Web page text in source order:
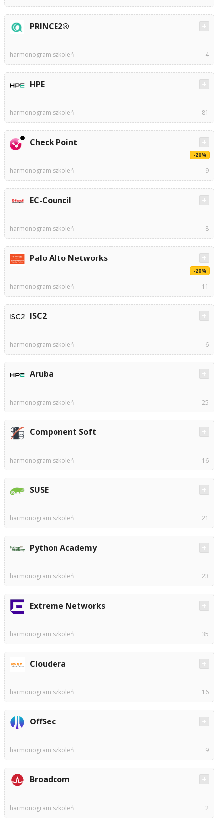
PRINCE2®
harmonogram szkoleń 4
HPE
harmonogram szkoleń 81
Check Point
-20%
harmonogram szkoleń 9
EC-Council
harmonogram szkoleń 8
Palo Alto Networks
-20%
harmonogram szkoleń 11
ISC2
harmonogram szkoleń 6
Aruba
harmonogram szkoleń 25
Component Soft
harmonogram szkoleń 16
SUSE
harmonogram szkoleń 21
Python Academy
harmonogram szkoleń 23
Extreme Networks
harmonogram szkoleń 35
Cloudera
harmonogram szkoleń 16
OffSec
harmonogram szkoleń 9
Broadcom
harmonogram szkoleń 2